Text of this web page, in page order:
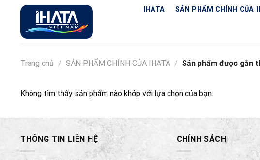
Chuyển
IHATA SẢN PHẨM CHÍNH CỦA
Trang chủ / SẢN PHẨM CHÍNH CỦA IHATA / Sản phẩm được gắn
Không tìm thấy sản phẩm nào khớp với lựa chọn của bạn.
THÔNG TIN LIÊN HỆ CHÍNH SÁCH